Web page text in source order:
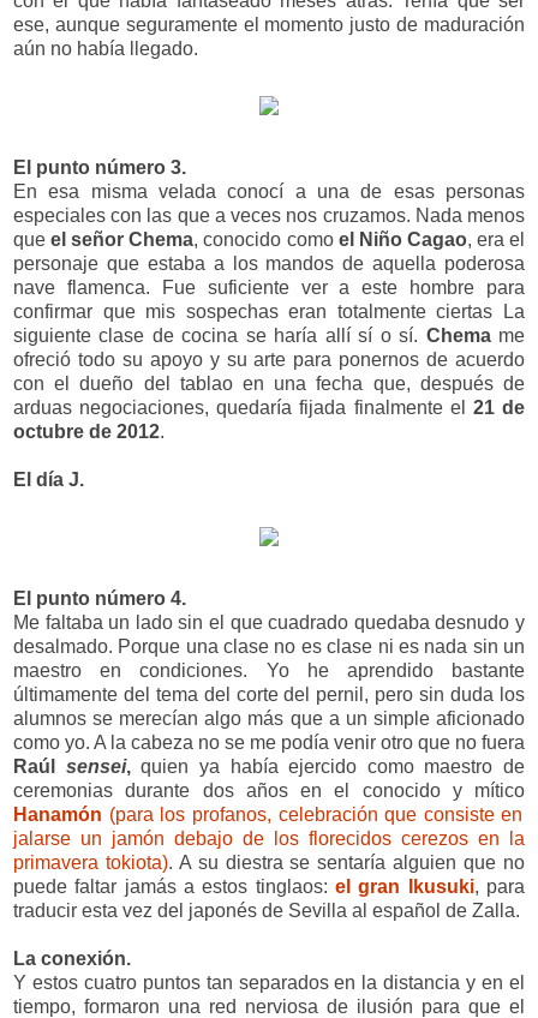
ese, aunque seguramente el momento justo de maduración
aún no había llegado.
El punto número 3.
En esa misma velada conocí a una de esas personas
especiales con las que a veces nos cruzamos. Nada menos
queel señor Chema, conocido como el Niño Cagao, era el
personaje que estaba a los mandos de aquella poderosa
nave flamenca. Fue suficiente ver a este hombre para
confirmar que mis sospechas eran totalmente ciertas La
siguiente clase de cocina se haría allí sí o sí. Chema me
ofreció todo su apoyo y su arte para ponernos de acuerdo
con el dueño del tablao en una fecha que, después de
arduas negociaciones, quedaría fijada finalmente el 21 de
octubre de 2012.
El día J.
El punto número 4.
Me faltaba un lado sin el que cuadrado quedaba desnudo y
desalmado. Porque una clase no es clase ni es nada sin un
maestro en condiciones. Yo he aprendido bastante
últimamente del tema del corte del pernil, pero sin duda los
alumnos se merecían algo más que a un simple aficionado
como yo. A la cabeza no se me podía venir otro que no fuera
Raúl sensei,quien ya había ejercido como maestro de
ceremonias durante dos años en el conocido y mítico
Hanamón (para los profanos, celebración que consiste en
jalarse un jamón debajo de los florecidos cerezos en la
primavera tokiota). A su diestra se sentaría alguien que no
puede faltar jamás a estos tinglaos: el gran Ikusuki, para
traducir esta vez del japonés de Sevilla al español de Zalla.
La conexión.
Y estos cuatro puntos tan separados en la distancia y en el
tiempo, formaron una red nerviosa de ilusión para que el